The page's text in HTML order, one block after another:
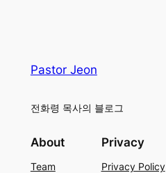
Pastor Jeon
전화령 목사의 블로그
About
Team
Privacy
Privacy Policy